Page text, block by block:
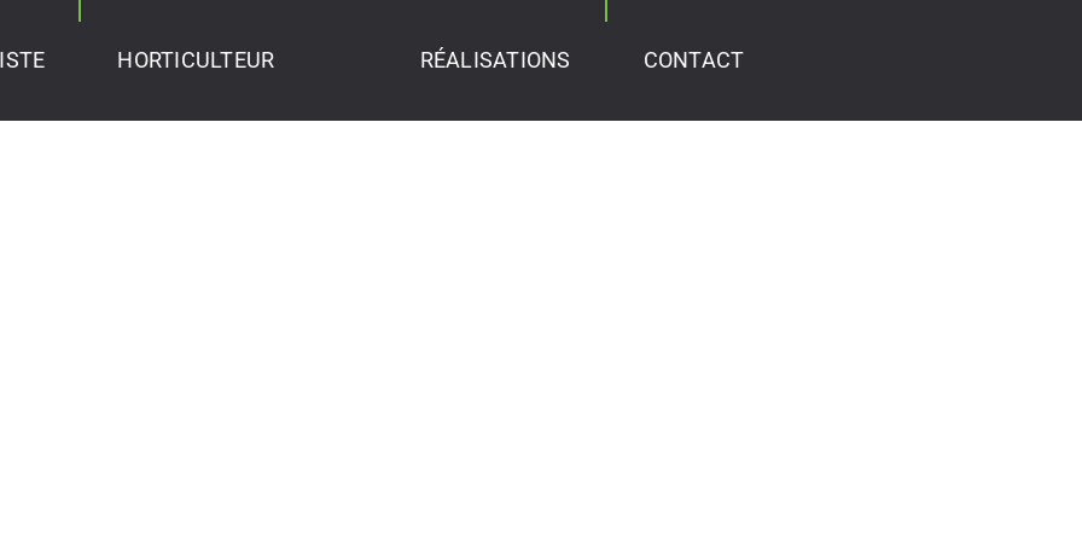
HORTICULTEUR RÉALISATIONS CONTACT